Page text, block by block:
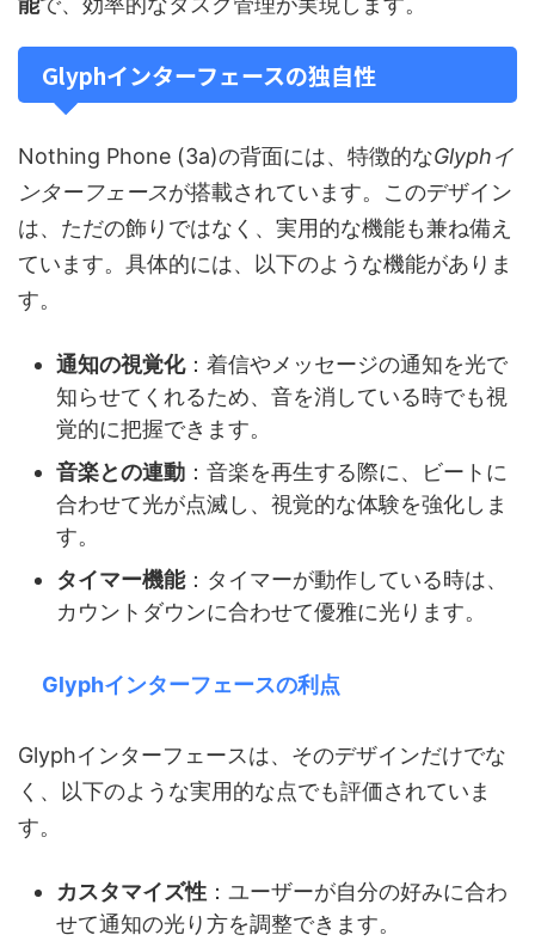
Glyphインターフェースの独自性
Nothing Phone (3a)の背面には、特徴的なGlyphイ
ンターフェースが搭載されています。このデザイン
は、ただの飾りではなく、実用的な機能も兼ね備え
ています。具体的には、以下のような機能がありま
す。
通知の視覚化：着信やメッセージの通知を光で
知らせてくれるため、音を消している時でも視
覚的に把握できます。
音楽との連動 ：音楽を再生する際に、ビートに
合わせて光が点滅し、視覚的な体験を強化しま
す。
タイマー機能：タイマーが動作している時は、
カウントダウンに合わせて優雅に光ります。
Glyphインターフェースの利点
Glyphインターフェースは、そのデザインだけでな
く、以下のような実用的な点でも評価されていま
す。
カスタマイズ性 ：ユーザーが自分の好みに合わ
せて通知の光り方を調整できます。